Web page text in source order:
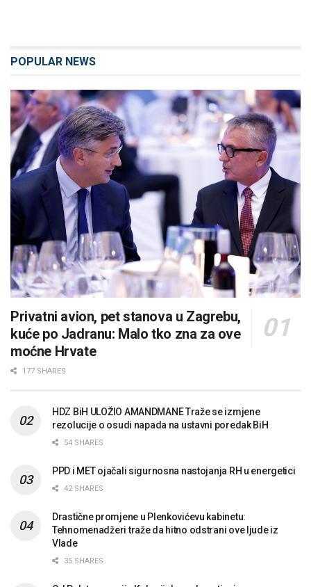
POPULAR NEWS
Privatni avion, pet stanova u Zagrebu,
kuće po Jadranu: Malo tko zna za ove
moćne Hrvate
177 SHARES
HDZ BiH ULOŽIO AMANDMANE Traže se izmjene
rezolucije o osudi napada na ustavni poredak BiH
54 SHARES
PPD i MET ojačali sigurnosna nastojanja RH u energetici
42 SHARES
Drastične promjene u Plenkovićevu kabinetu:
Tehnomenadžeri traže da hitno odstrani ove ljude iz
Vlade
35 SHARES